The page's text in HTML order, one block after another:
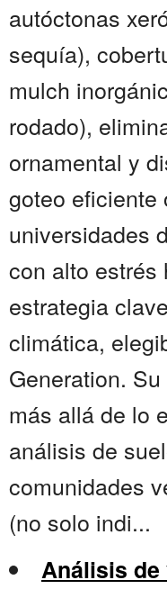
autóctonas
sequía),
mulch
rodado),
ornamental y
goteo eficiente
universidades
con alto estrés
estrategia
climática,
Generation.
más allá de lo
análisis de
comunidades
(no solo indi...
Análisis